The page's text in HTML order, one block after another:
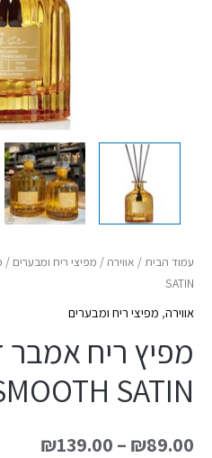
עמוד הבית/ אווירה / מפיצי ריח ומבערים
SATIN
אווירה, מפיצי ריח ומבערים
מפיץ ריח אמבר
SATIN
₪89.00
–
₪139.00